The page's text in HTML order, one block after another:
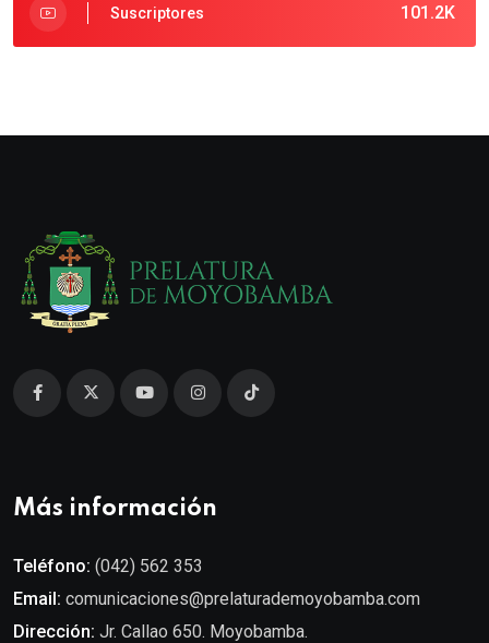
101.2K
Suscriptores
Más información
Teléfono: (042) 562 353
Email: comunicaciones@prelaturademoyobamba.com
Dirección: Jr. Callao 650. Moyobamba.